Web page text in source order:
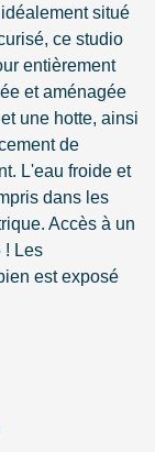
situé
ce studio
entièrement
et aménagée
une hotte, ainsi
de
L'eau froide et
dans les
Accès à un
! Les
est exposé